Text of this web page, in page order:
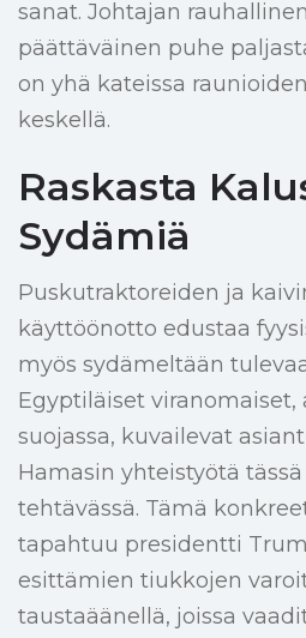
sanat. Johtajan
päättäväinen puhe
on yhä kateissa
keskellä.
Raskasta
Sydämiä
Puskutraktoreiden ja
käyttöönotto edustaa
myös sydämeltään
Egyptiläiset
suojassa, kuvailevat
Hamasin yhteistyötä
tehtävässä. Tämä
tapahtuu presidentti
esittämien tiukkojen
taustaäänellä, joissa